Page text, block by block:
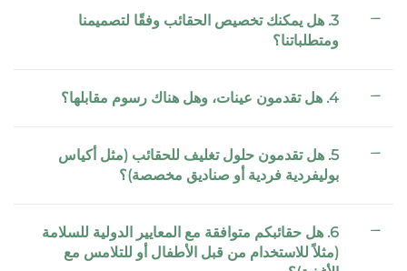
3. هل يمكنك تخصيص الحقائب وفقًا لتصميمنا
ومتطلباتنا؟
4. هل تقدمون عينات، وهل هناك رسوم مقابلها؟
5. هل تقدمون حلول تغليف للحقائب (مثل أكياس
بوليفردية فردية أو صناديق مخصصة)؟
6. هل حقائبكم متوافقة مع المعايير الدولية للسلامة
(مثلاً للاستخدام من قبل الأطفال أو للتلامس مع